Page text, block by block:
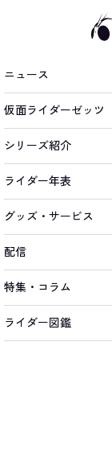
ニュース
仮面ライダーゼッツ
シリーズ紹介
ライダー年表
グッズ・サービス
配信
特集・コラム
ライダー図鑑